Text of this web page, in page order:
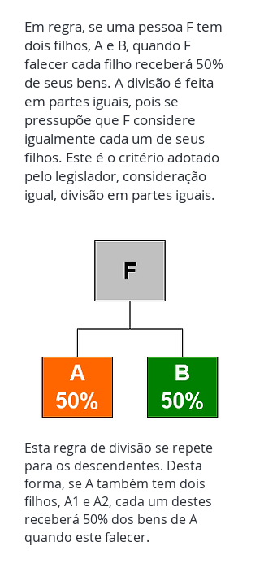
Em regra, se uma pessoa F tem
dois filhos, A e B, quando F
falecer cada filho receberá 50%
de seus bens. A divisão é feita
em partes iguais, pois se
pressupõe que F considere
igualmente cada um de seus
filhos. Este é o critério adotado
pelo legislador, consideração
igual, divisão em partes iguais.
Esta regra de divisão se repete
para os descendentes. Desta
forma, se A também tem dois
filhos, A1 e A2, cada um destes
receberá 50% dos bens de A
quando este falecer.